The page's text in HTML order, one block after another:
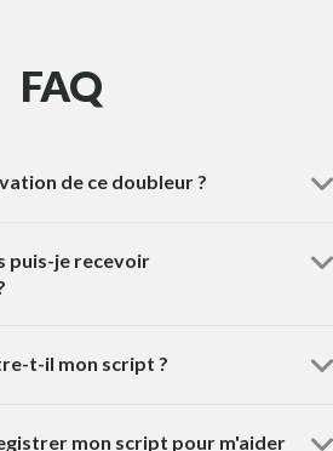
FAQ
de ce doubleur ?
puis-je recevoir
t-il mon script ?
mon script pour m'aider